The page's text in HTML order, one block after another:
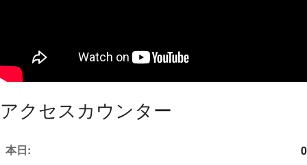
アクセスカウンター
本日:
0